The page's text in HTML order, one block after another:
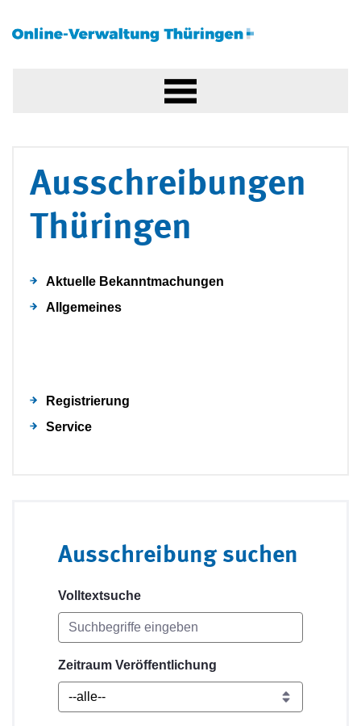
Ausschreibungen
Thüringen
Aktuelle Bekanntmachungen
Allgemeines
Registrierung
Service
Ausschreibung suchen
Volltextsuche
Zeitraum Veröffentlichung